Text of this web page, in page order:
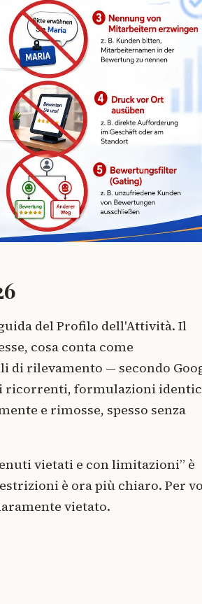
del Profilo dell'Attività. Il
cosa conta come
di rilevamento — secondo
ricorrenti, formulazioni
e rimosse, spesso senza
vietati e con limitazioni” è
è ora più chiaro. Per
vietato.